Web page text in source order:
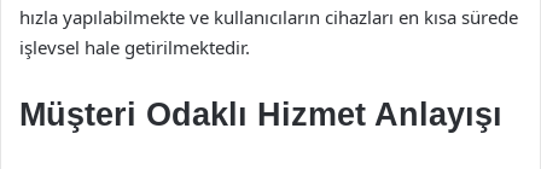
hızla yapılabilmekte ve kullanıcıların cihazları en kısa sürede
işlevsel hale getirilmektedir.
Müşteri Odaklı Hizmet Anlayışı